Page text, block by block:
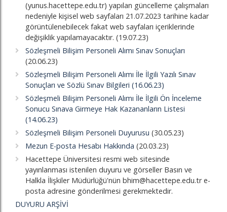
(yunus.hacettepe.edu.tr) yapılan güncelleme çalışmaları
nedeniyle kişisel web sayfaları 21.07.2023 tarihine kadar
görüntülenebilecek fakat web sayfaları içeriklerinde
değişiklik yapılamayacaktır. (19.07.23)
Sözleşmeli Bilişim Personeli Alımı Sınav Sonuçları
(20.06.23)
Sözleşmeli Bilişim Personeli Alımı İle İlgili Yazılı Sınav
Sonuçları ve Sözlü Sınav Bilgileri (16.06.23)
Sözleşmeli Bilişim Personeli Alımı İle İlgili Ön İnceleme
Sonucu Sınava Girmeye Hak Kazananların Listesi
(14.06.23)
Sözleşmeli Bilişim Personeli Duyurusu (30.05.23)
Mezun E-posta Hesabı Hakkında (20.03.23)
Hacettepe Üniversitesi resmi web sitesinde
yayınlanması istenilen duyuru ve görseller Basın ve
Halkla İlişkiler Müdürlüğü'nün bhim@hacettepe.edu.tr e-
posta adresine gönderilmesi gerekmektedir.
DUYURU ARŞİVİ